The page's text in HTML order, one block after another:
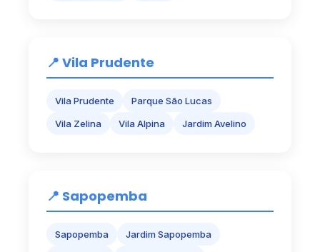
📍 Vila Prudente
Vila Prudente
Parque São Lucas
Vila Zelina
Vila Alpina Jardim Avelino
📍 Sapopemba
Sapopemba
Jardim Sapopemba